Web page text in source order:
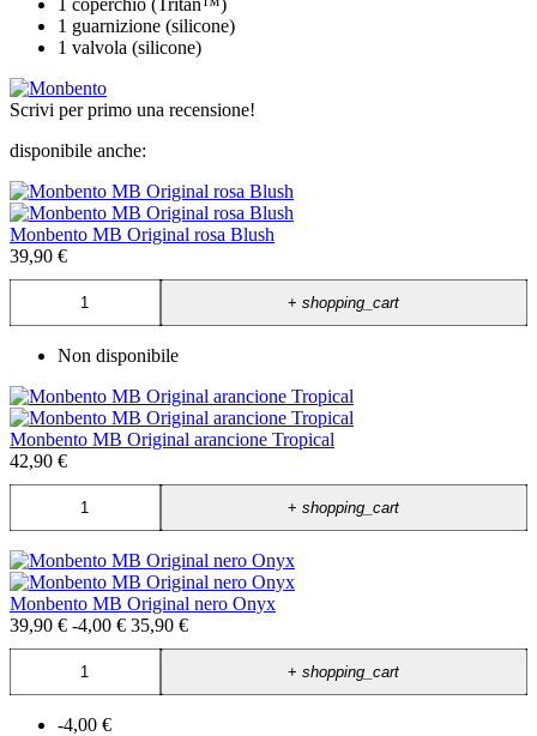
1 guarnizione (silicone)
1 valvola (silicone)
Scrivi per primo una recensione!
disponibile anche:
Monbento MB Original rosa Blush
39,90 €
+shopping_cart
Non disponibile
Monbento MB Original arancione Tropical
42,90 €
+shopping_cart
Monbento MB Original nero Onyx
39,90 € -4,00 € 35,90 €
+shopping_cart
-4,00 €